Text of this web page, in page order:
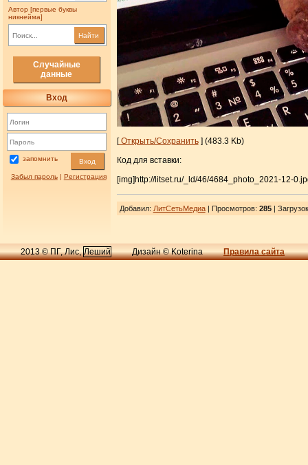
Автор [первые буквы
никнейма]
Найти
Случайные
данные
Вход
запомнить Вход
Забыл пароль| Регистрация
[Открыть/Сохранить] (483.3 Kb)
Код для вставки:
[img]http://litset.ru/_ld/46/4684_photo_2021-12-
Добавил: ЛитСетьМедиа| Просмотров: 285| Загрузок
2013 © ПГ, Лис,Леший Дизайн © Koterina Правила сайта